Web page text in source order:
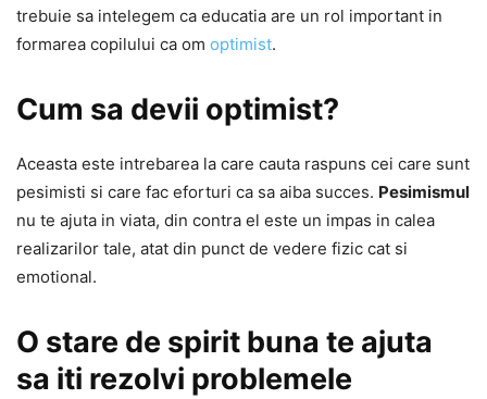
trebuie sa intelegem ca educatia are un rol important in
formarea copilului ca om optimist.
Cum sa devii optimist?
Aceasta este intrebarea la care cauta raspuns cei care sunt
pesimisti si care fac eforturi ca sa aiba succes. Pesimismul
nu te ajuta in viata, din contra el este un impas in calea
realizarilor tale, atat din punct de vedere fizic cat si
emotional.
O stare de spirit buna te ajuta
sa iti rezolvi problemele